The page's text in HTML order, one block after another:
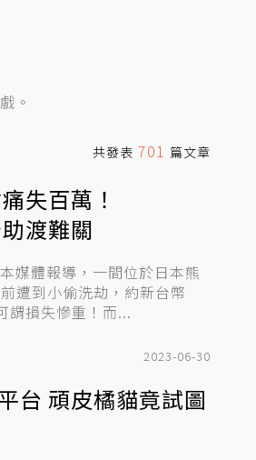
。
共發表 701 篇文章
失百萬！
渡難關
媒體報導，一間位於日本熊
遭到小偷洗劫，約新台幣
謂損失慘重！而...
2023-06-30
台 頑皮橘貓竟試圖